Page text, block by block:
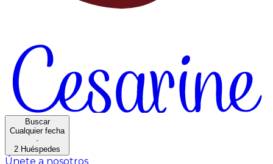
Buscar
Cualquier fecha
·
2 Huéspedes
Únete a nosotros